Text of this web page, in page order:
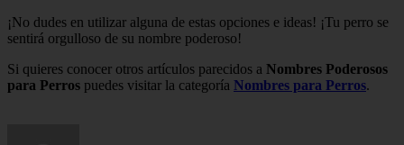
¡No dudes en utilizar alguna de estas opciones e ideas! ¡Tu perro se
sentirá orgulloso de su nombre poderoso!
Si quieres conocer otros artículos parecidos a Nombres Poderosos
para Perros puedes visitar la categoría Nombres para Perros.